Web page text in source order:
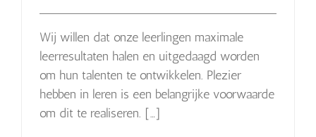
Wij willen dat onze leerlingen maximale
leerresultaten halen en uitgedaagd worden
om hun talenten te ontwikkelen. Plezier
hebben in leren is een belangrijke voorwaarde
om dit te realiseren. […]